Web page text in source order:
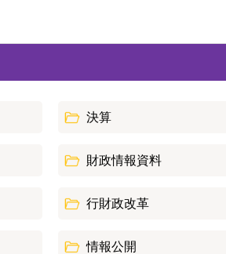
決算
財政情報資料
行財政改革
情報公開